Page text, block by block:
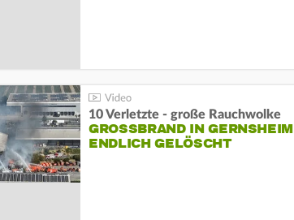
10 Verletzte - große Rauchwolke
GROSSBRAND IN GERNSHEIM E
NDLICH GELÖSCHT